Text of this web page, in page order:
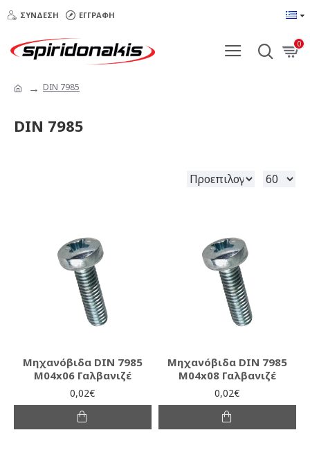
ΣΎΝΔΕΣΗ ΕΓΓΡΑΦΉ
0
DIN 7985
DIN 7985
Μηχανόβιδα DIN 7985
M04x06 Γαλβανιζέ
0,02€
Μηχανόβιδα DIN 7985
M04x08 Γαλβανιζέ
0,02€